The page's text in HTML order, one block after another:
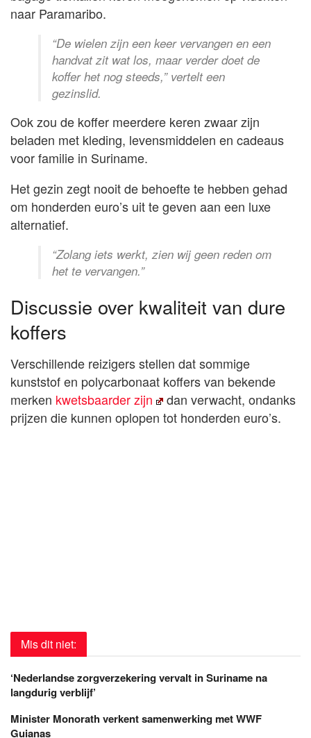
naar Paramaribo.
“De wielen zijn een keer vervangen en een
handvat zit wat los, maar verder doet de
koffer het nog steeds,” vertelt een
gezinslid.
Ook zou de koffer meerdere keren zwaar zijn
beladen met kleding, levensmiddelen en cadeaus
voor familie in Suriname.
Het gezin zegt nooit de behoefte te hebben gehad
om honderden euro’s uit te geven aan een luxe
alternatief.
“Zolang iets werkt, zien wij geen reden om
het te vervangen.”
Discussie over kwaliteit van dure
koffers
Verschillende reizigers stellen dat sommige
kunststof en polycarbonaat koffers van bekende
merken kwetsbaarder zijn
dan verwacht, ondanks
prijzen die kunnen oplopen tot honderden euro’s.
Mis dit niet:
‘Nederlandse zorgverzekering vervalt in Suriname na
langdurig verblijf’
Minister Monorath verkent samenwerking met WWF
Guianas